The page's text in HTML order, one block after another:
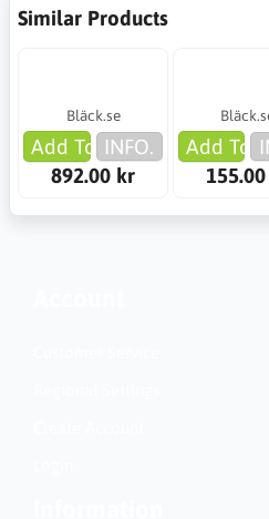
Similar Products
Bläck.se
Add To Cart
INFO.
892.00 kr
Add To